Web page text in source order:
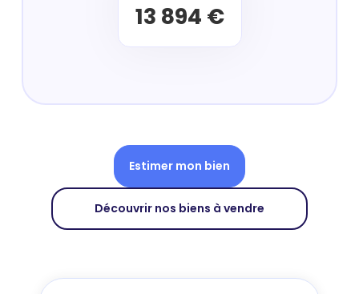
13 894 €
Estimer mon bien
Découvrir nos biens à vendre